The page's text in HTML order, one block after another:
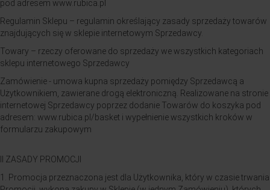
pod adresem www.rubica.pl
Regulamin Sklepu – regulamin określający zasady sprzedaży towarów
znajdujących się w sklepie internetowym Sprzedawcy.
Towary – rzeczy oferowane do sprzedaży we wszystkich kategoriach
sklepu internetowego Sprzedawcy
Zamówienie - umowa kupna sprzedaży pomiędzy Sprzedawcą a
Użytkownikiem, zawierane drogą elektroniczną. Realizowane na stronie
internetowej Sprzedawcy poprzez dodanie Towarów do koszyka pod
adresem: www.rubica.pl/basket i wypełnienie wszystkich kroków w
formularzu zakupowym
II ZASADY PROMOCJI
1. Promocja przeznaczona jest dla Użytkownika, który w czasie trwania